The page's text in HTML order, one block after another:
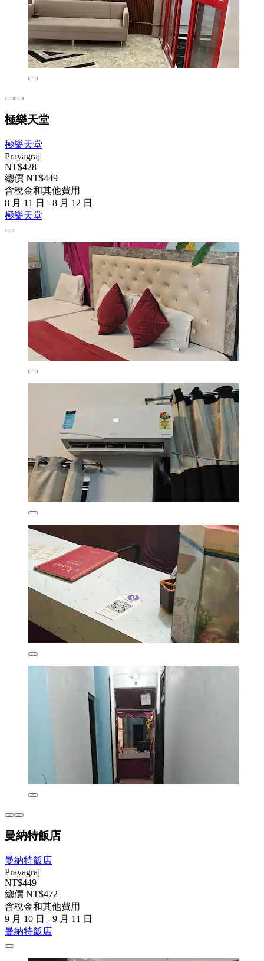
極樂天堂
極樂天堂
Prayagraj
NT$428
總價 NT$449
含稅金和其他費用
8 月 11 日 - 8 月 12 日
極樂天堂
曼納特飯店
曼納特飯店
Prayagraj
NT$449
總價 NT$472
含稅金和其他費用
9 月 10 日 - 9 月 11 日
曼納特飯店